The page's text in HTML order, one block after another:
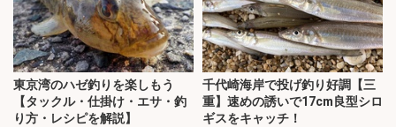
東京湾のハゼ釣りを楽しもう
【タックル・仕掛け・エサ・釣
り方・レシピを解説】
千代崎海岸で投げ釣り好調【三
重】速めの誘いで17cm良型シロ
ギスをキャッチ！